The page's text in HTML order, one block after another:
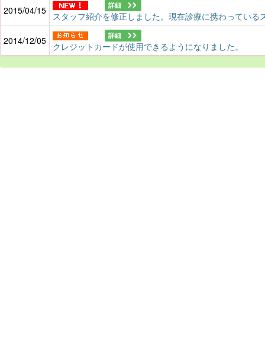
2015/04/15 詳細
スタッフ紹介を修正しました。現在診療に携わっている
2014/12/05 詳細
クレジットカードが使用できるようになりました。